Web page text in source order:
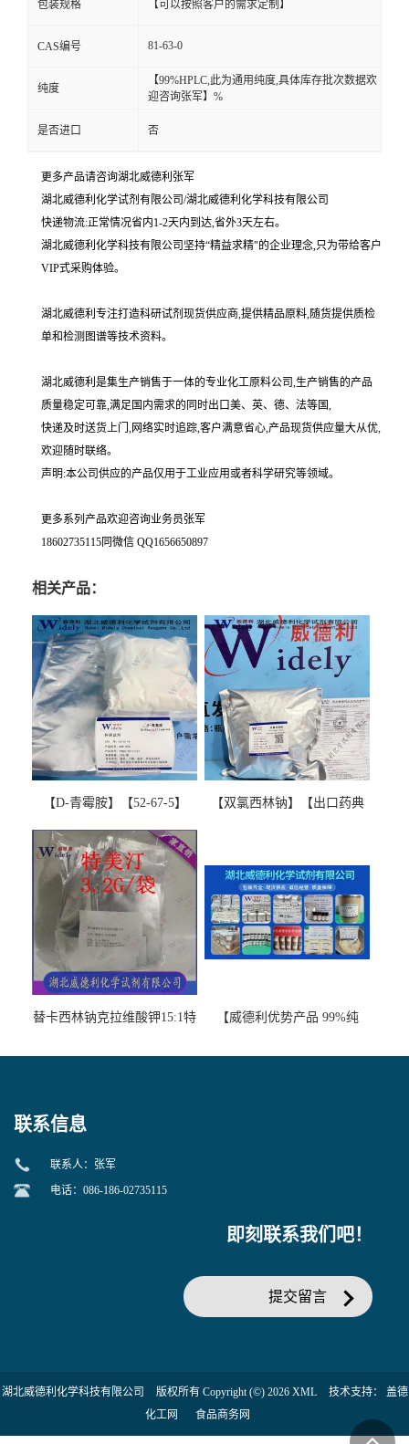
包装规格 【可以按照客户的需求定制】
CAS编号 81-63-0
纯度
【99%HPLC,此为通用纯度,具体库存批次数据欢
迎咨询张军】%
是否进口 否
更多产品请咨询湖北威德利张军
湖北威德利化学试剂有限公司/湖北威德利化学科技有限公司
快递物流:正常情况省内1-2天内到达,省外3天左右。
湖北威德利化学科技有限公司坚持“精益求精"的企业理念,只为带给客户
VIP式采购体验。
湖北威德利专注打造科研试剂现货供应商,提供精品原料,随货提供质检
单和检测图谱等技术资料。
湖北威德利是集生产销售于一体的专业化工原料公司,生产销售的产品
质量稳定可靠,满足国内需求的同时出口美、英、德、法等国,
快递及时送货上门,网络实时追踪,客户满意省心,产品现货供应量大从优,
欢迎随时联络。
声明:本公司供应的产品仅用于工业应用或者科学研究等领域。
更多系列产品欢迎咨询业务员张军
18602735115同微信 QQ1656650897
相关产品：
【D-青霉胺】【52-67-5】
图谱检测方法现货供应咨询
张军52-67-5
【双氯西林钠】【出口药典
替卡西林钠克拉维酸钾15:1特
【威德利优势产品 99%纯
联系信息
联系人：张军
电话：086-186-02735115
即刻联系我们吧！
提交留言
湖北威德利化学科技有限公司 版权所有 Copyright (©) 2026 XML 技术支持： 盖德
化工网
食品商务网